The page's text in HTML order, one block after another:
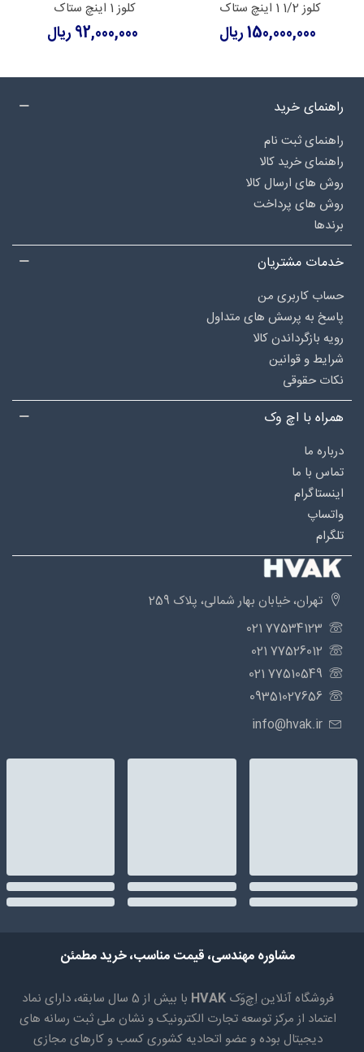
کلوز 1/2 1 اینچ ستاک
150,000,000 ریال
کلوز 1 اینچ ستاک
92,000,000 ریال
راهنمای خرید
راهنمای ثبت نام
راهنمای خرید کالا
روش های ارسال کالا
روش های پرداخت
برندها
خدمات مشتریان
حساب کاربری من
پاسخ به پرسش های متداول
رویه بازگرداندن کالا
شرایط و قوانین
نکات حقوقی
همراه با اچ وک
درباره‌ ما
تماس با ما
اینستاگرام
واتساپ
تلگرام
تهران، خیابان بهار شمالی، پلاک 259
77534123 021
77526012 021
77510549 021
09351027656
info@hvak.ir
مشاوره مهندسی، قیمت مناسب، خرید مطمئن
فروشگاه آنلاین اِچ‌وَک HVAK
با بیش از 5 سال سابقه، دارای نماد
اعتماد از مرکز توسعه تجارت الکترونیک و نشان ملی ثبت رسانه های
دیجیتال بوده و عضو اتحادیه کشوری کسب و کارهای مجازی